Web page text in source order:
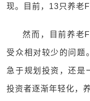
现。目前，13只养老
然而，目前养老
受众相对较少的问题
急于规划投资，还是
投资者逐渐年轻化，